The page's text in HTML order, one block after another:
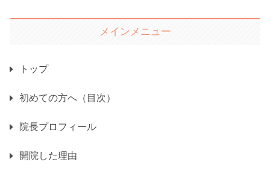
メインメニュー
トップ
初めての方へ（目次）
院長プロフィール
開院した理由